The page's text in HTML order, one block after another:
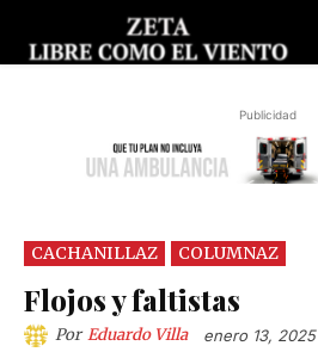
Publicidad
CACHANILLAZ COLUMNAZ
Flojos y faltistas
Por Eduardo Villa enero 13, 2025